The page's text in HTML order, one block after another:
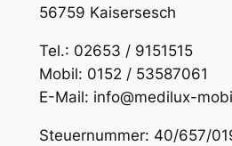
56759 Kaisersesch
Tel.: 02653 / 9151515
Mobil: 0152 / 53587061
E-Mail: info@medilux-
Steuernummer: 40/657/